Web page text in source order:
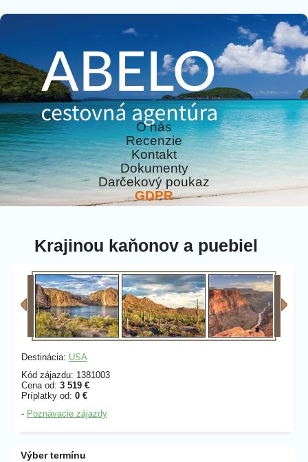
O nás
Recenzie
Kontakt
Dokumenty
Darčekový poukaz
GDPR
Krajinou kaňonov a puebiel
Destinácia: USA
Kód zájazdu: 1381003
Cena od: 3 519 €
Príplatky od: 0 €
- Poznávacie zájazdy
Výber termínu